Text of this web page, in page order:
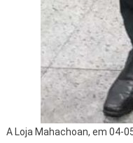
A Loja Mahachoan, em 04-